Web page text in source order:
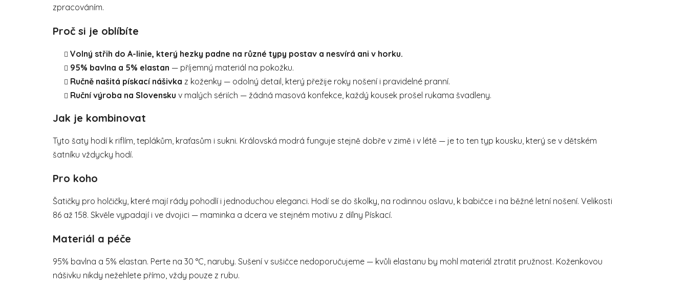
zpracováním.
Proč si je oblíbíte
Volný střih do A-linie, který hezky padne na různé typy postav a nesvírá ani v horku.
95% bavlna a 5% elastan — příjemný materiál na pokožku.
Ručně našitá pískací nášivka z koženky — odolný detail, který přežije roky nošení i pravidelné pranní.
Ruční výroba na Slovensku v malých sériích — žádná masová konfekce, každý kousek prošel rukama švadleny.
Jak je kombinovat
Tyto šaty hodí k riflím, teplákům, kraťasům i sukni. Královská modrá funguje stejně dobře v zimě i v létě — je to ten typ kousku, který se v dětském
šatníku vždycky hodí.
Pro koho
Šatičky pro holčičky, které mají rády pohodlí i jednoduchou eleganci. Hodí se do školky, na rodinnou oslavu, k babičce i na běžné letní nošení. Velikosti
86 až 158. Skvěle vypadají i ve dvojici — maminka a dcera ve stejném motivu z dílny Pískací.
Materiál a péče
95% bavlna a 5% elastan. Perte na 30 °C, naruby. Sušení v sušičce nedoporučujeme — kvůli elastanu by mohl materiál ztratit pružnost. Koženkovou
nášivku nikdy nežehlete přímo, vždy pouze z rubu.